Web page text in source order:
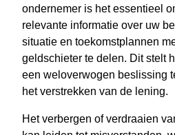
ondernemer is het essentieel
relevante informatie over uw
situatie en toekomstplannen
geldschieter te delen. Dit stelt
een weloverwogen beslissing
het verstrekken van de lening.
Het verbergen of verdraaien